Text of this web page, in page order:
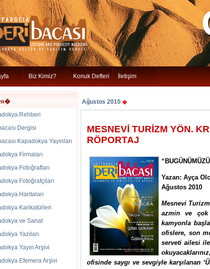
Biz Kimiz? Konuk Defteri İletişim
Rehberi
Dergisi
Kapadokya Yayınları
Firmaları
Fotoğrafları
Fotoğrafçıları
Haritaları
Karikatürleri
ve Sanat
Yazıları
Yayın Arşivi
Efemera Arşivi
Ağustos 2010 �
MESNEVİ TURİZM YÖN.
RÖPORTAJ
Yazan: Ayça
Ağustos 2010
Mesnevi
azmin ve çok
kamyonla
ofislere, son
serveti ailesi ile
ofisinde saygı ve sevgiyle karşılanan